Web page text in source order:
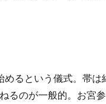
るという儀式。帯は
るのが一般的。お宮